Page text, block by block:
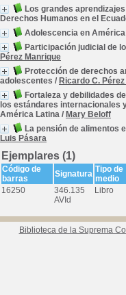
Los grandes
Derechos Humanos en el
Adolescencia en
Participación judicial de
Pérez Manrique
Protección de derechos
adolescentes / Ricardo C.
Fortaleza y debilidades
los estándares internacionales
América Latina / Mary Beloff
La pensión de alimentos
Luis Pásara
Ejemplares (1)
Código de
barras
Signatura Tipo de
medio
16250
346.135
AVId
Libro
Biblioteca de la Suprema